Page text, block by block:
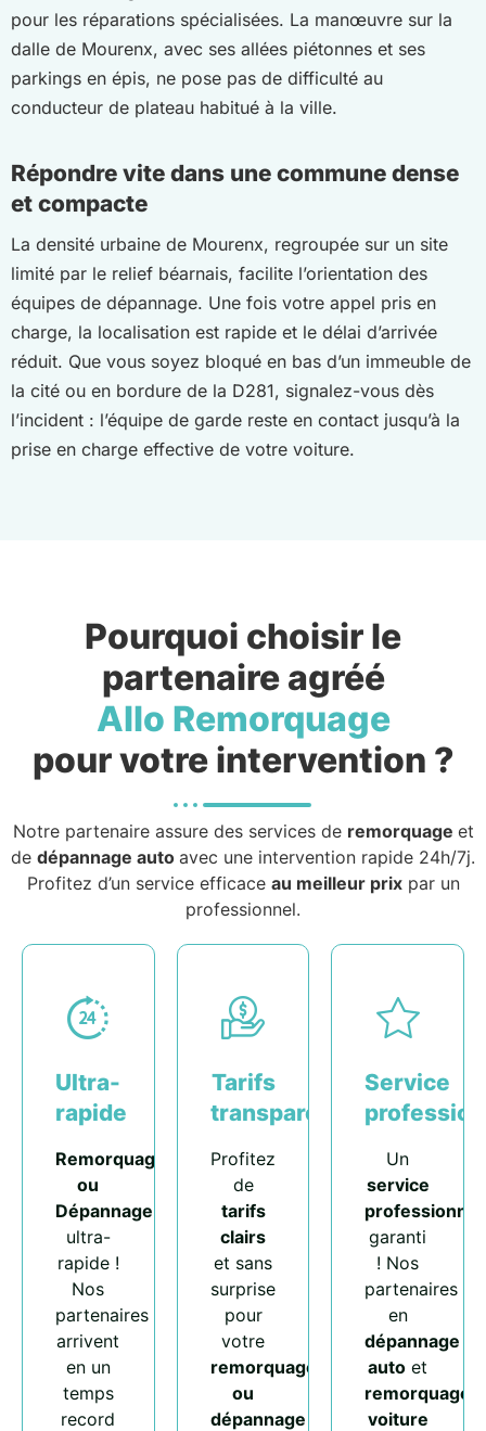
pour les réparations spécialisées. La manœuvre sur la
dalle de Mourenx, avec ses allées piétonnes et ses
parkings en épis, ne pose pas de difficulté au
conducteur de plateau habitué à la ville.
Répondre vite dans une commune dense
et compacte
La densité urbaine de Mourenx, regroupée sur un site
limité par le relief béarnais, facilite l’orientation des
équipes de dépannage. Une fois votre appel pris en
charge, la localisation est rapide et le délai d’arrivée
réduit. Que vous soyez bloqué en bas d’un immeuble de
la cité ou en bordure de la D281, signalez-vous dès
l’incident : l’équipe de garde reste en contact jusqu’à la
prise en charge effective de votre voiture.
Pourquoi choisir le
partenaire agréé
Allo Remorquage
pour votre intervention ?
Notre partenaire assure des services de remorquage et
de dépannage auto avec une intervention rapide 24h/7j.
Profitez d’un service efficace au meilleur prixpar un
professionnel.
Ultra-
rapide
Remorquage
ou
Dépannage
ultra-
rapide !
Nos
partenaires
arrivent
en un
temps
record
Tarifs
transparents
Profitez
de
tarifs
clairs
et sans
surprise
pour
votre
remorquage
ou
dépannage
Service
Un
service
professionnel
garanti
! Nos
partenaires
en
dépannage
auto et
remorquage
voiture